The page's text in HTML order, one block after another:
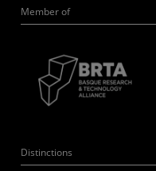
Member of
Distinctions